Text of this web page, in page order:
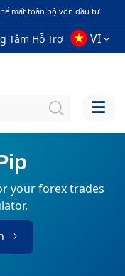
mất toàn bộ vốn đầu tư.
Tâm Hỗ Trợ VI
your forex trades